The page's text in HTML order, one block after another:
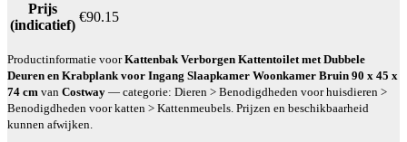
Prijs
(indicatief)
€90.15
Productinformatie voorKattenbak Verborgen Kattentoilet met Dubbele
Deuren en Krabplank voor Ingang Slaapkamer Woonkamer Bruin 90 x 45 x
74 cm van Costway — categorie: Dieren > Benodigdheden voor huisdieren >
Benodigdheden voor katten > Kattenmeubels. Prijzen en beschikbaarheid
kunnen afwijken.